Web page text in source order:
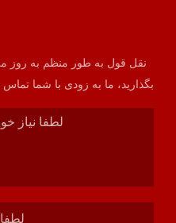
نقل قول به طور منظم به روز
بگذارید، ما به زودی با شما تماس خواهیم گرفت